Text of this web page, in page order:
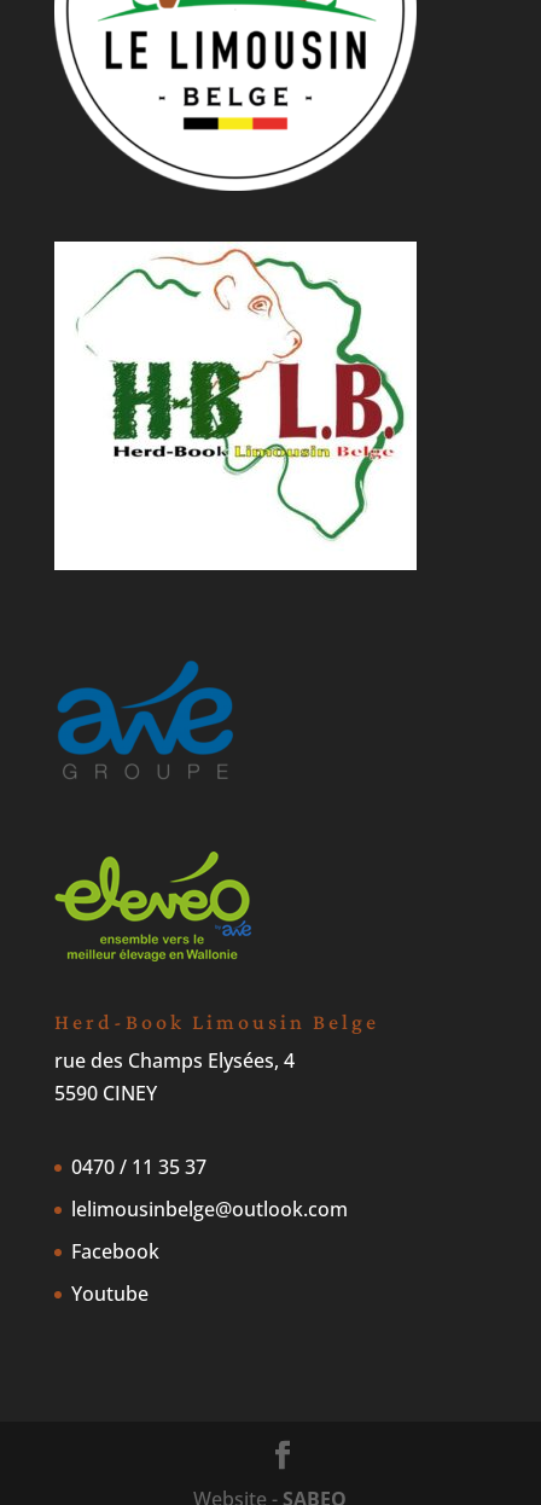
Herd-Book Limousin Belge
rue des Champs Elysées, 4
5590 CINEY
0470 / 11 35 37
lelimousinbelge@outlook.com
Facebook
Youtube
Website - SABEO